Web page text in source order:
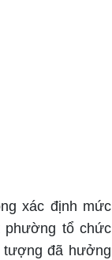
xác định mức
phường tổ chức
tượng đã hưởng